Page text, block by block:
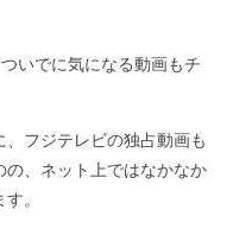
いでに気になる動画もチ
フジテレビの独占動画も
の、ネット上ではなかなか
。